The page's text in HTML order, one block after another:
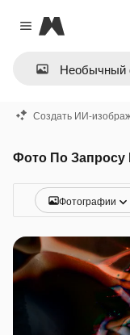
Close menu
Magnific
Создать ИИ-
Фото По
Фотографии